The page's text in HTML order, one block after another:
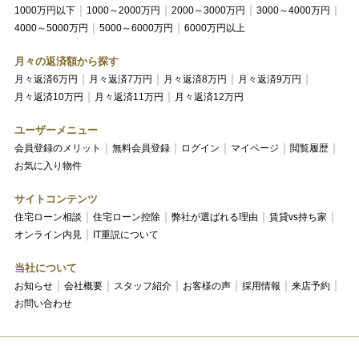
1000万円以下 1000～2000万円 2000～3000万円
3000～4000万円
4000～5000万円
5000～6000万円 6000万円以上
月々の返済額から探す
月々返済6万円 月々返済7万円 月々返済8万円
月々返済9万円
月々返済10万円
月々返済11万円 月々返済12万円
ユーザーメニュー
会員登録のメリット 無料会員登録 ログイン マイページ
閲覧履歴
お気に入り物件
サイトコンテンツ
住宅ローン相談 住宅ローン控除 弊社が選ばれる理由
賃貸vs持ち家
オンライン内見
IT重説について
当社について
お知らせ 会社概要 スタッフ紹介 お客様の声 採用情報
来店予約
お問い合わせ